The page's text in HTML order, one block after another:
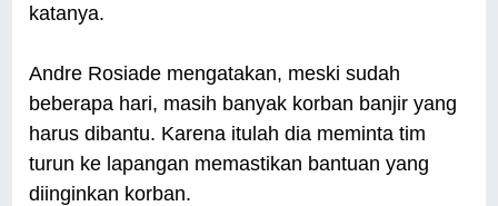
katanya.
Andre Rosiade mengatakan, meski sudah
beberapa hari, masih banyak korban banjir yang
harus dibantu. Karena itulah dia meminta tim
turun ke lapangan memastikan bantuan yang
diinginkan korban.